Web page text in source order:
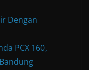
Dengan
PCX 160,